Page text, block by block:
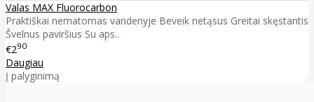
Valas MAX Fluorocarbon
Praktiškai nematomas vandenyje Beveik netąsus Greitai skęstantis
Švelnus paviršius Su aps..
€290
Daugiau
Į palyginimą